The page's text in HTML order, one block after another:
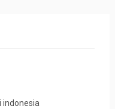
indonesia